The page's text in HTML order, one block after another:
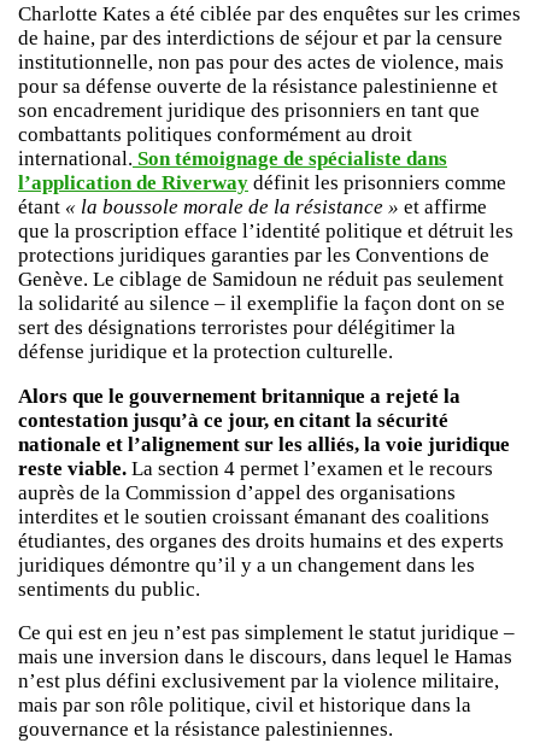
Charlotte Kates a été ciblée par des enquêtes sur les crimes
de haine, par des interdictions de séjour et par la censure
institutionnelle, non pas pour des actes de violence, mais
pour sa défense ouverte de la résistance palestinienne et
son encadrement juridique des prisonniers en tant que
combattants politiques conformément au droit
international. Son témoignage de spécialiste dans
l’application de Riverway définit les prisonniers comme
étant « la boussole morale de la résistance » et affirme
que la proscription efface l’identité politique et détruit les
protections juridiques garanties par les Conventions de
Genève. Le ciblage de Samidoun ne réduit pas seulement
la solidarité au silence – il exemplifie la façon dont on se
sert des désignations terroristes pour délégitimer la
défense juridique et la protection culturelle.
Alors que le gouvernement britannique a rejeté la
contestation jusqu’à ce jour, en citant la sécurité
nationale et l’alignement sur les alliés, la voie juridique
reste viable. La section 4 permet l’examen et le recours
auprès de la Commission d’appel des organisations
interdites et le soutien croissant émanant des coalitions
étudiantes, des organes des droits humains et des experts
juridiques démontre qu’il y a un changement dans les
sentiments du public.
Ce qui est en jeu n’est pas simplement le statut juridique –
mais une inversion dans le discours, dans lequel le Hamas
n’est plus défini exclusivement par la violence militaire,
mais par son rôle politique, civil et historique dans la
gouvernance et la résistance palestiniennes.